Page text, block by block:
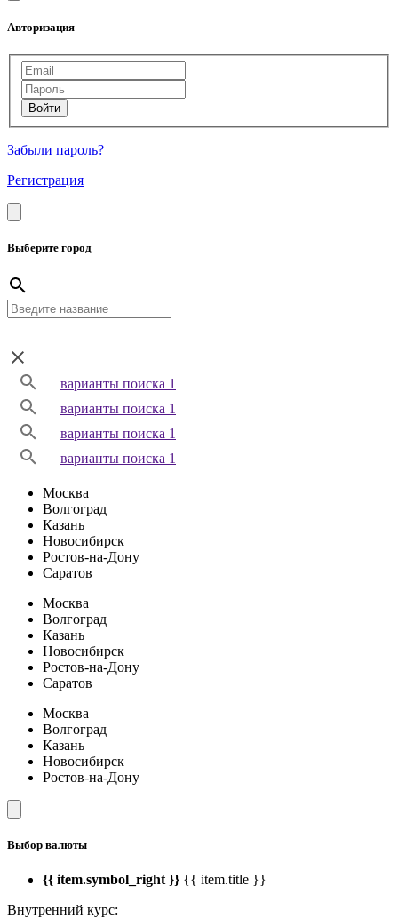
Авторизация
Забыли пароль?
Регистрация
Выберите город
варианты поиска 1
варианты поиска 1
варианты поиска 1
варианты поиска 1
Москва
Волгоград
Казань
Новосибирск
Ростов-на-Дону
Саратов
Москва
Волгоград
Казань
Новосибирск
Ростов-на-Дону
Саратов
Москва
Волгоград
Казань
Новосибирск
Ростов-на-Дону
Выбор валюты
{{ item.symbol_right }} {{ item.title }}
Внутренний курс: